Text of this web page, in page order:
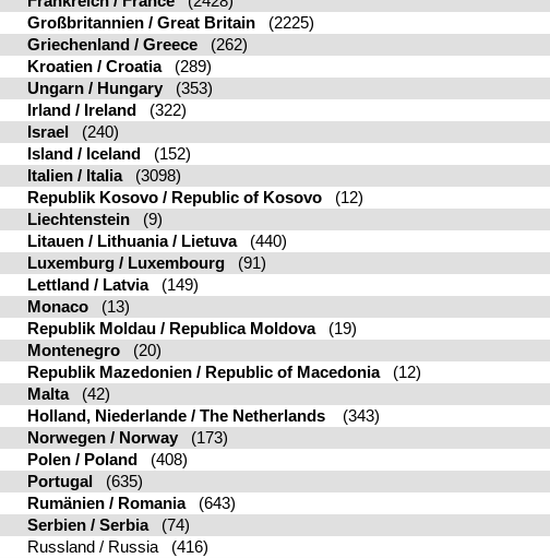
Großbritannien / Great Britain(2225)
Griechenland / Greece(262)
Kroatien / Croatia(289)
Ungarn / Hungary(353)
Irland / Ireland
(322)
Israel
(240)
Island / Iceland
(152)
Italien / Italia(3098)
Republik Kosovo / Republic of Kosovo(12)
Liechtenstein(9)
Litauen / Lithuania / Lietuva(440)
Luxemburg / Luxembourg(91)
Lettland / Latvia(149)
Monaco(13)
Republik Moldau / Republica Moldova(19)
Montenegro(20)
Republik Mazedonien / Republic of Macedonia(12)
Malta(42)
Holland, Niederlande / The Netherlands
(343)
Norwegen / Norway(173)
Polen / Poland
(408)
Portugal
(635)
Rumänien / Romania(643)
Serbien / Serbia(74)
Russland / Russia (416)